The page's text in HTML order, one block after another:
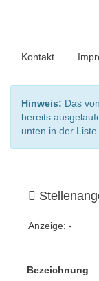
Kontakt
Hinweis: Das
bereits
unten in der Liste.
Anzeige: -
Bezeichnung